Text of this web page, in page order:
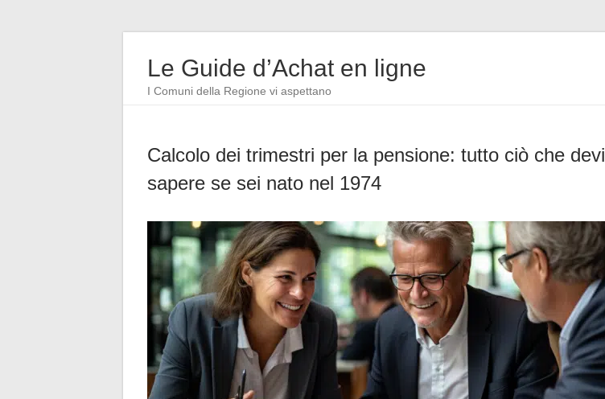
Le Guide d’Achat en ligne
I Comuni della Regione vi aspettano
Calcolo dei trimestri per la pensione: tutto ciò che devi
sapere se sei nato nel 1974